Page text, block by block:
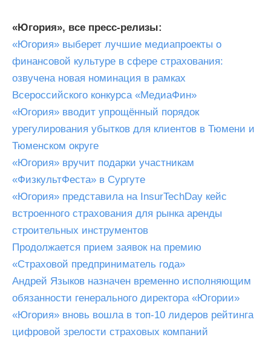
«Югория», все пресс-релизы:
«Югория» выберет лучшие медиапроекты о
финансовой культуре в сфере страхования:
озвучена новая номинация в рамках
Всероссийского конкурса «МедиаФин»
«Югория» вводит упрощённый порядок
урегулирования убытков для клиентов в Тюмени и
Тюменском округе
«Югория» вручит подарки участникам
«ФизкультФеста» в Сургуте
«Югория» представила на InsurTechDay кейс
встроенного страхования для рынка аренды
строительных инструментов
Продолжается прием заявок на премию
«Страховой предприниматель года»
Андрей Языков назначен временно исполняющим
обязанности генерального директора «Югории»
«Югория» вновь вошла в топ-10 лидеров рейтинга
цифровой зрелости страховых компаний